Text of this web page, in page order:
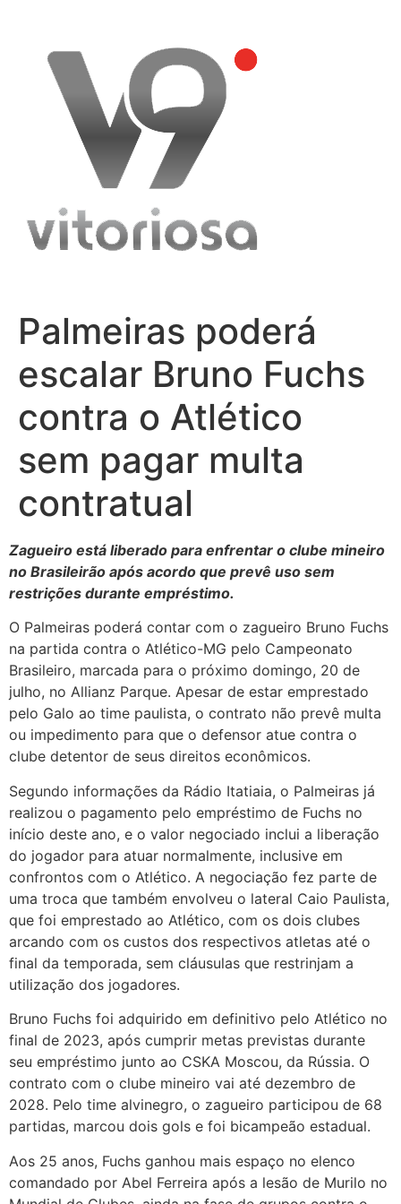
content
Palmeiras poderá
escalar Bruno Fuchs
contra o Atlético
sem pagar multa
contratual
Zagueiro está liberado para enfrentar o clube mineiro
no Brasileirão após acordo que prevê uso sem
restrições durante empréstimo.
O Palmeiras poderá contar com o zagueiro Bruno Fuchs
na partida contra o Atlético-MG pelo Campeonato
Brasileiro, marcada para o próximo domingo, 20 de
julho, no Allianz Parque. Apesar de estar emprestado
pelo Galo ao time paulista, o contrato não prevê multa
ou impedimento para que o defensor atue contra o
clube detentor de seus direitos econômicos.
Segundo informações da Rádio Itatiaia, o Palmeiras já
realizou o pagamento pelo empréstimo de Fuchs no
início deste ano, e o valor negociado inclui a liberação
do jogador para atuar normalmente, inclusive em
confrontos com o Atlético. A negociação fez parte de
uma troca que também envolveu o lateral Caio Paulista,
que foi emprestado ao Atlético, com os dois clubes
arcando com os custos dos respectivos atletas até o
final da temporada, sem cláusulas que restrinjam a
utilização dos jogadores.
Bruno Fuchs foi adquirido em definitivo pelo Atlético no
final de 2023, após cumprir metas previstas durante
seu empréstimo junto ao CSKA Moscou, da Rússia. O
contrato com o clube mineiro vai até dezembro de
2028. Pelo time alvinegro, o zagueiro participou de 68
partidas, marcou dois gols e foi bicampeão estadual.
Aos 25 anos, Fuchs ganhou mais espaço no elenco
comandado por Abel Ferreira após a lesão de Murilo no